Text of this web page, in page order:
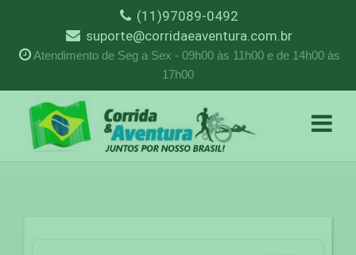
(11)97089-0492
suporte@corridaeaventura.com.br
Atendimento de Seg a Sex - 09h00 às 11h00 e de 14h00 às
17h00